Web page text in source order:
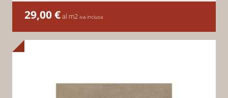
29,00€al m2 iva inclusa